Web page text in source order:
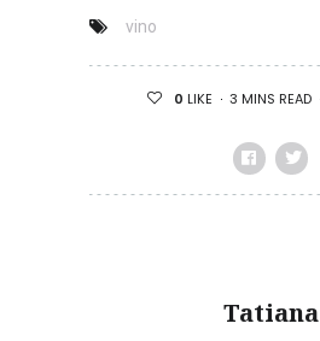
PATATAS
vino
0 LIKE 3 MINS READ
Tatiana